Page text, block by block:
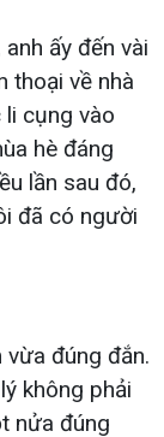
ấy đến vài
thoại về nhà
li cụng vào
hè đáng
lần sau đó,
đã có người
đúng đắn.
không phải
nửa đúng